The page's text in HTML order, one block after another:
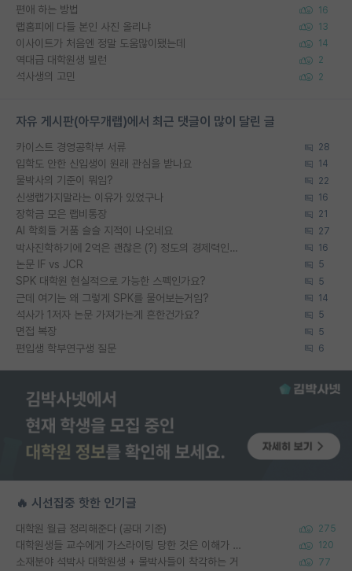
편애 하는 방법 16
랩홈피에 다들 본인 사진 올리냐 13
이사이트가 처음엔 정말 도움많이됐는데 14
역대급 대학원생 빌런 2
석사생의 고민 2
자유 게시판(아무개랩)에서 최근 댓글이 많이 달린 글
카이스트 경영공학부 서류 28
입학도 안한 신입생이 원래 관심을 받나요 14
물박사의 기준이 뭐임? 22
신생랩가지말라는 이유가 있었구나 16
장학금 모은 랩비통장 21
AI 학회들 거품 슬슬 지적이 나오네요 27
박사진학하기에 2억은 괜찮은 (?) 정도의 경제력인가요 16
논문 IF vs JCR 5
SPK 대학원 현실적으로 가능한 스펙인가요? 5
근데 여기는 왜 그렇게 SPK를 물어보는거임? 14
석사가 1저자 논문 가져가는게 흔한건가요? 5
면접 복장 5
편입생 학부연구생 질문 6
🔥 시선집중 핫한 인기글
대학원 월급 정리해준다 (공대 기준) 275
대학원생들 교수에게 가스라이팅 당한 것은 이해가 갑니다. 안타깝네요. 120
소재분야 석박사 대학원생 + 물박사들이 착각하는 거 77